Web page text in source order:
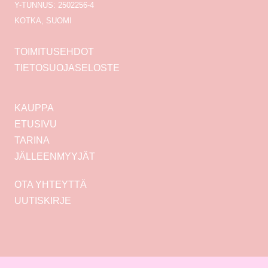
Y-TUNNUS: 2502256-4
KOTKA, SUOMI
TOIMITUSEHDOT
TIETOSUOJASELOSTE
KAUPPA
ETUSIVU
TARINA
JÄLLEENMYYJÄT
OTA YHTEYTTÄ
UUTISKIRJE